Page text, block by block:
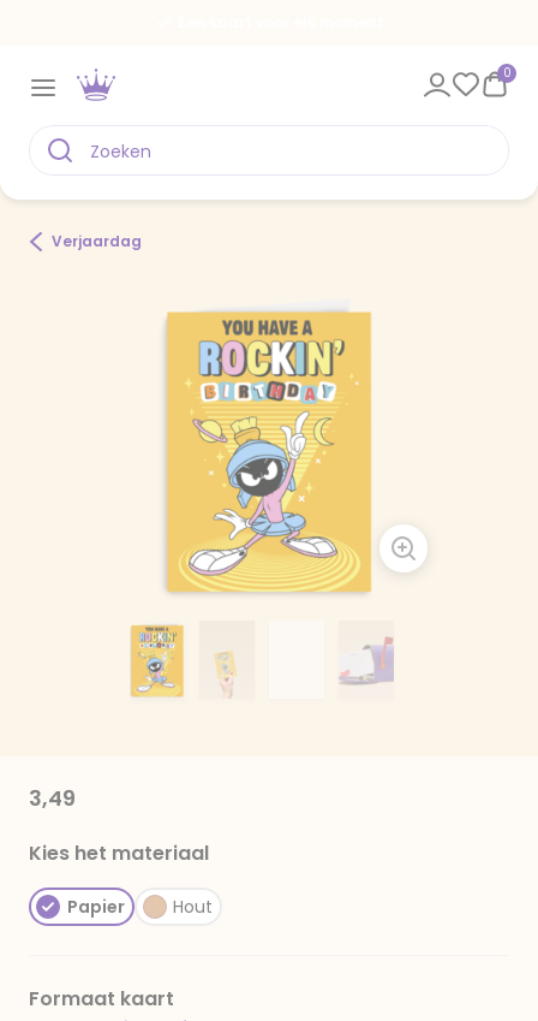
0
Verjaardag
3,49
Kies het materiaal
Papier Hout
Formaat kaart